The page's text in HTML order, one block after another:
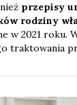
przepisy
rodziny
w 2021 roku.
traktowania